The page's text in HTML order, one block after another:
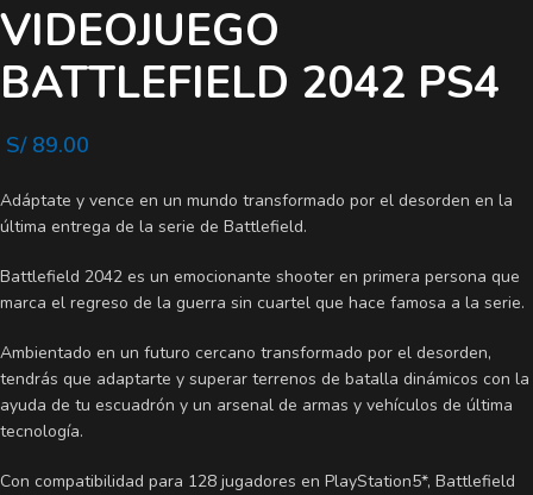
VIDEOJUEGO
BATTLEFIELD 2042 PS4
S/89.00
Adáptate y vence en un mundo transformado por el desorden en la
última entrega de la serie de Battlefield.
Battlefield 2042 es un emocionante shooter en primera persona que
marca el regreso de la guerra sin cuartel que hace famosa a la serie.
Ambientado en un futuro cercano transformado por el desorden,
tendrás que adaptarte y superar terrenos de batalla dinámicos con la
ayuda de tu escuadrón y un arsenal de armas y vehículos de última
tecnología.
Con compatibilidad para 128 jugadores en PlayStation5*, Battlefield